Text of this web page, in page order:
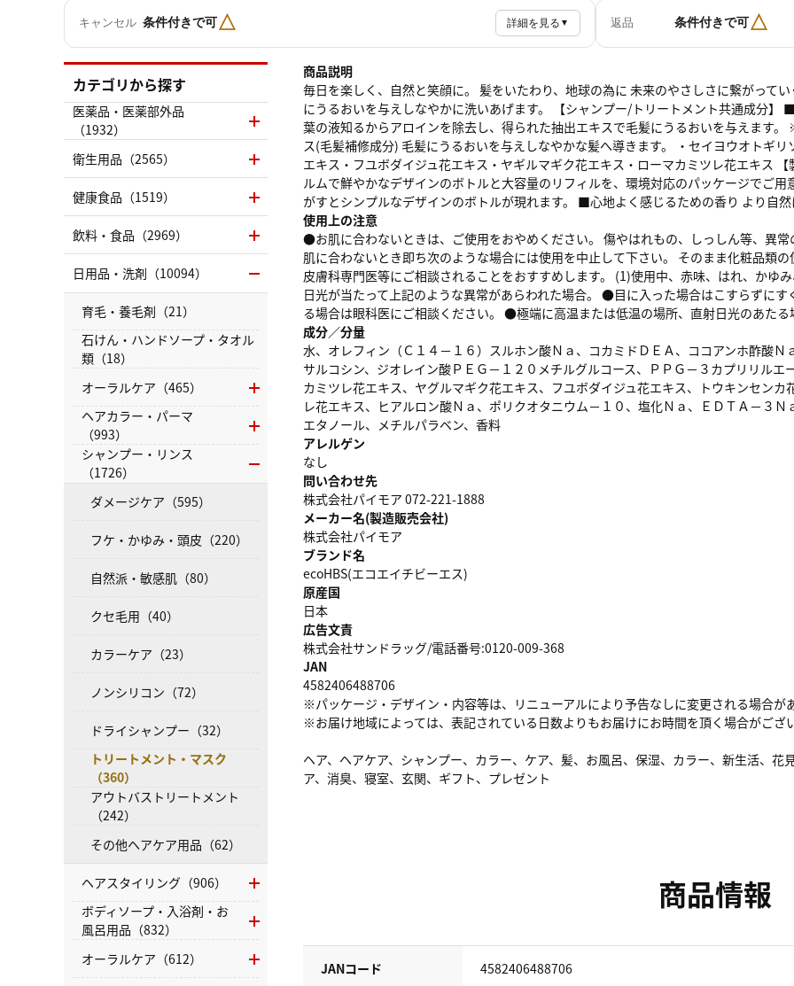
キャンセル 条件付きで可△ 詳細を見る ▼ 返品 条件付きで可△
商品説明
毎日を楽しく、自然と笑顔に。 髪をいたわり、地球の為に 未来のやさしさに繋がって
にうるおいを与えしなやかに洗いあげます。 【シャンプー/トリートメント共通成分
葉の液知るからアロインを除去し、得られた抽出エキスで毛髪にうるおいを与えます
ス(毛髪補修成分) 毛髪にうるおいを与えしなやかな髪へ導きます。 ・セイヨウオトギ
エキス・フユボダイジュ花エキス・ヤギルマギク花エキス・ローマカミツレ花エキス
ルムで鮮やかなデザインのボトルと大容量のリフィルを、環境対応のパッケージでご
がすとシンプルなデザインのボトルが現れます。 ■心地よく感じるための香り より自
使用上の注意
●お肌に合わないときは、ご使用をおやめください。 傷やはれもの、しっしん等、異
肌に合わないとき即ち次のような場合には使用を中止して下さい。 そのまま化粧品類
皮膚科専門医等にご相談されることをおすすめします。 (1)使用中、赤味、はれ、かゆ
日光が当たって上記のような異常があらわれた場合。 ●目に入った場合はこすらずに
る場合は眼科医にご相談ください。 ●極端に高温または低温の場所、直射日光のあた
成分／分量
水、オレフィン（Ｃ１４－１６）スルホン酸Ｎａ、コカミドＤＥＡ、ココアンホ酢酸
サルコシン、ジオレイン酸ＰＥＧ－１２０メチルグルコース、ＰＰＧ－３カプリリル
カミツレ花エキス、ヤグルマギク花エキス、フユボダイジュ花エキス、トウキンセン
レ花エキス、ヒアルロン酸Ｎａ、ポリクオタニウム－１０、塩化Ｎａ、ＥＤＴＡ－３
エタノール、メチルパラベン、香料
アレルゲン
なし
問い合わせ先
株式会社パイモア 072-221-1888
メーカー名(製造販売会社)
株式会社パイモア
ブランド名
ecoHBS(エコエイチビーエス)
原産国
日本
広告文責
株式会社サンドラッグ/電話番号:0120-009-368
JAN
4582406488706
※パッケージ・デザイン・内容等は、リニューアルにより予告なしに変更される場合が
※お届け地域によっては、表記されている日数よりもお届けにお時間を頂く場合がござ
ヘア、ヘアケア、シャンプー、カラー、ケア、髪、お風呂、保湿、カラー、新生活、
ア、消臭、寝室、玄関、ギフト、プレゼント
商品情報
JANコード 4582406488706
カテゴリから探す
医薬品・医薬部外品
（1932）
衛生用品（2565）
健康食品（1519）
飲料・食品（2969）
日用品・洗剤（10094）
育毛・養毛剤（21）
石けん・ハンドソープ・タオル
類（18）
オーラルケア（465）
ヘアカラー・パーマ
（993）
シャンプー・リンス
（1726）
ダメージケア（595）
フケ・かゆみ・頭皮（220）
自然派・敏感肌（80）
クセ毛用（40）
カラーケア（23）
ノンシリコン（72）
ドライシャンプー（32）
トリートメント・マスク
（360）
アウトバストリートメント
（242）
その他ヘアケア用品（62）
ヘアスタイリング（906）
ボディソープ・入浴剤・お
風呂用品（832）
オーラルケア（612）